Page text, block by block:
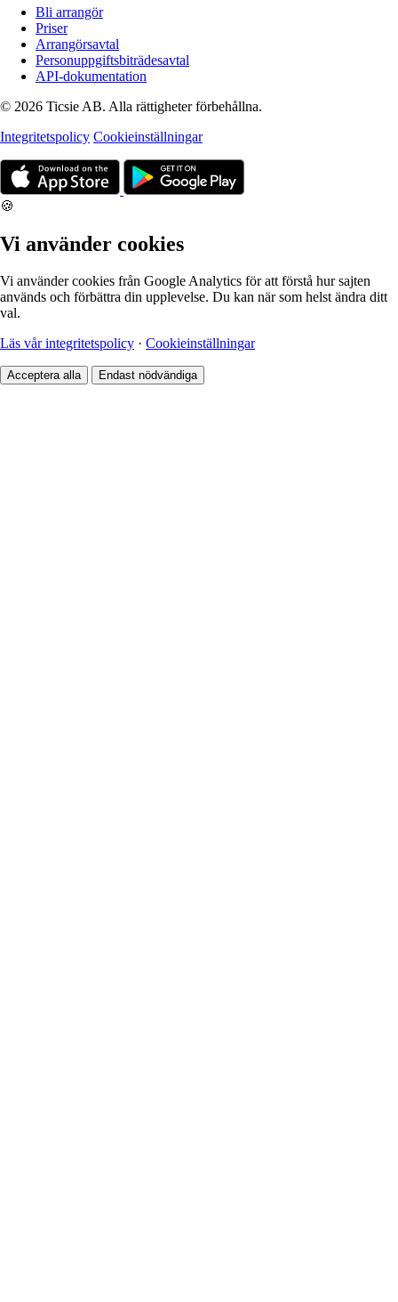
Bli arrangör
Priser
Arrangörsavtal
Personuppgiftsbiträdesavtal
API-dokumentation
© 2026 Ticsie AB. Alla rättigheter förbehållna.
Integritetspolicy Cookieinställningar
🍪
Vi använder cookies
Vi använder cookies från Google Analytics för att förstå hur sajten
används och förbättra din upplevelse. Du kan när som helst ändra ditt
val.
Läs vår integritetspolicy · Cookieinställningar
Acceptera alla Endast nödvändiga